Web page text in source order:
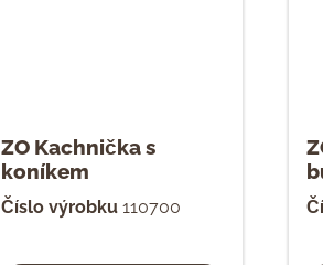
ZO Kachnička s
koníkem
Číslo výrobku 110700